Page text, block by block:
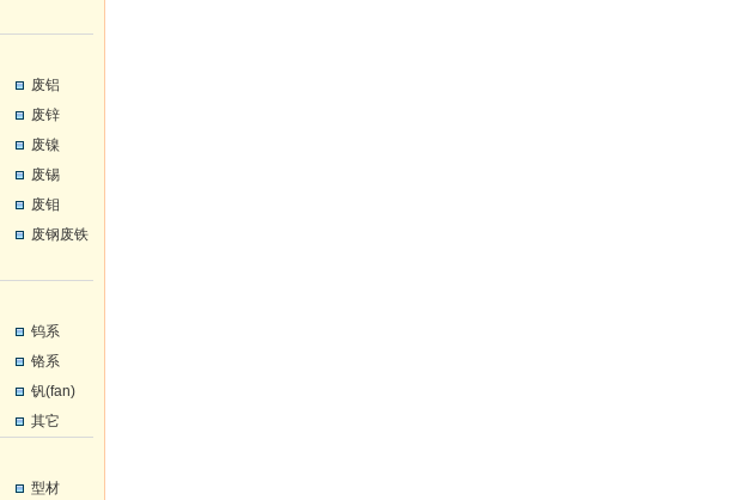
废铝
废锌
废镍
废锡
废钼
废钢废铁
钨系
铬系
钒(fan)
其它
型材